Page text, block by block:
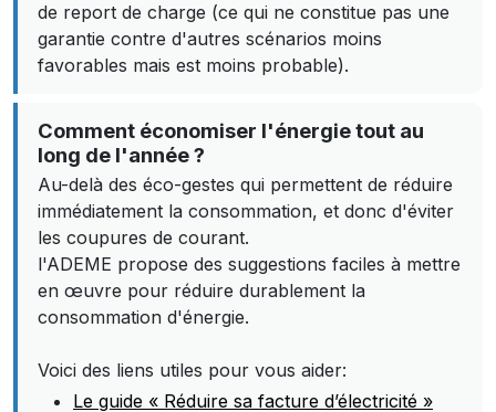
de report de charge (ce qui ne constitue pas une
garantie contre d'autres scénarios moins
favorables mais est moins probable).
Comment économiser l'énergie tout au
long de l'année ?
Au-delà des éco-gestes qui permettent de réduire
immédiatement la consommation, et donc d'éviter
les coupures de courant.
l'ADEME propose des suggestions faciles à mettre
en œuvre pour réduire durablement la
consommation d'énergie.
Voici des liens utiles pour vous aider:
Le guide « Réduire sa facture d’électricité »